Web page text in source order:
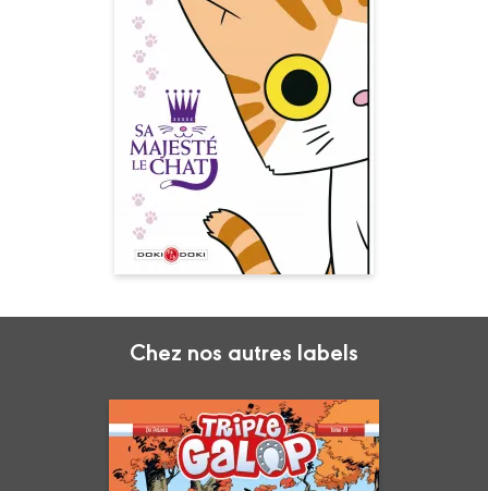
Sa majesté le
chat
Date de parution :
05/04/2017
Tous les amoureux des chats
le savent : à la maison, ce sont
eux qui commandent !
Chez nos autres labels
Triple galop